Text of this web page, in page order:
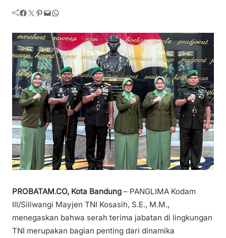
Facebook Twitter Pinterest Mail WhatsApp
PROBATAM.CO, Kota Bandung – PANGLIMA Kodam
III/Siliwangi Mayjen TNI Kosasih, S.E., M.M.,
menegaskan bahwa serah terima jabatan di lingkungan
TNI merupakan bagian penting dari dinamika